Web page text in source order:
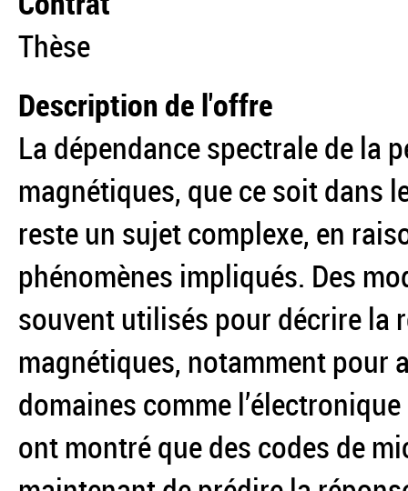
Thèse
Description de l'offre
La dépendance spectrale de la
magnétiques, que ce soit dans
reste un sujet complexe, en
phénomènes impliqués. Des
souvent utilisés pour décrire la
magnétiques, notamment pour
domaines comme
ont montré que des codes de